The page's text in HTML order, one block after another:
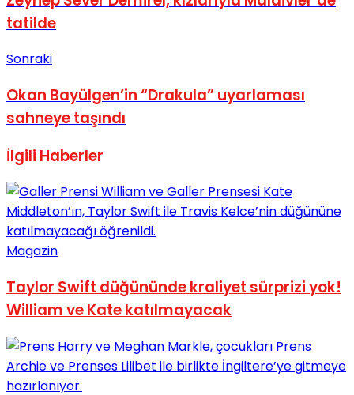
tatilde
Sonraki
Okan Bayülgen’in “Drakula” uyarlaması
sahneye taşındı
İlgili Haberler
Magazin
Taylor Swift düğününde kraliyet sürprizi yok!
William ve Kate katılmayacak